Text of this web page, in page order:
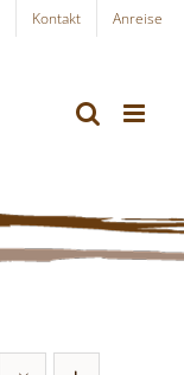
Kontakt
Anreise